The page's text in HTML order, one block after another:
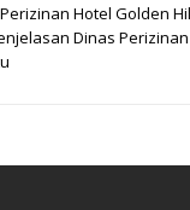
Hotel Golden
Dinas Perizinan